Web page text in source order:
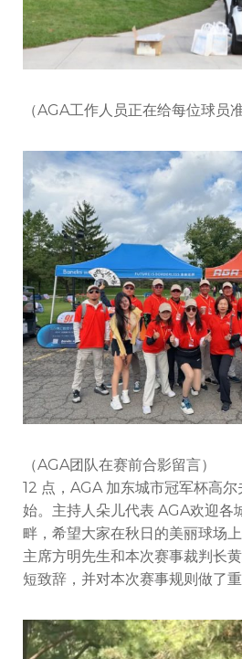
（AGA工作人员正在给每位球员
（AGA团队在赛前合影留言）
12 点，AGA 加东城市冠军杯高
始。主持人朵儿代表 AGA欢迎各
畔，希望大家在秋日的美丽球场
主席方明先生和本次赛事裁判长
短致辞，并对本次赛事规则做了重